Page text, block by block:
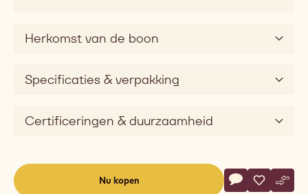
Herkomst van de boon
Specificaties & verpakking
Certificeringen & duurzaamheid
Nu kopen
Actions
Schrijf een
- 2815Opslaan
- 2815-